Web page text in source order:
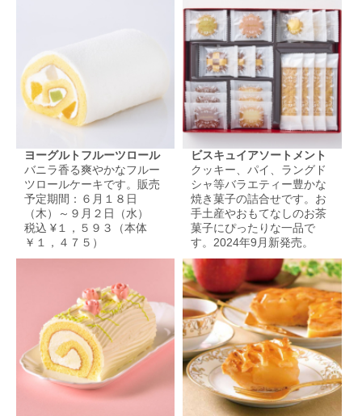
ヨーグルトフルーツロール
バニラ香る爽やかなフルー
ツロールケーキです。販売
予定期間：６月１８日
（木）～９月２日（水）
税込 ¥１，５９３（本体
￥１，４７５）
ビスキュイアソートメント
クッキー、パイ、ラングド
シャ等バラエティー豊かな
焼き菓子の詰合せです。お
手土産やおもてなしのお茶
菓子にぴったりな一品で
す。2024年9月新発売。